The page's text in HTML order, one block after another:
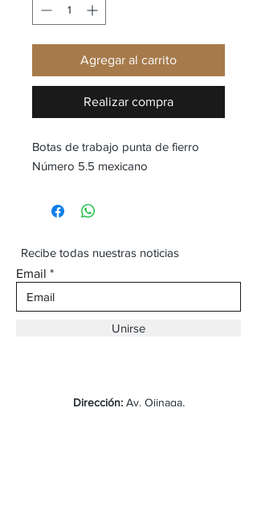
Agregar al carrito
Realizar compra
Botas de trabajo punta de fierro
Número 5.5 mexicano
Recibe todas nuestras noticias
Email
Unirse
Dirección: Av. Ojinaga,